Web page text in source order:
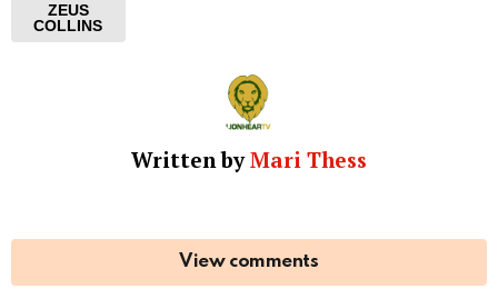
ZEUS
COLLINS
Written byMari Thess
View comments